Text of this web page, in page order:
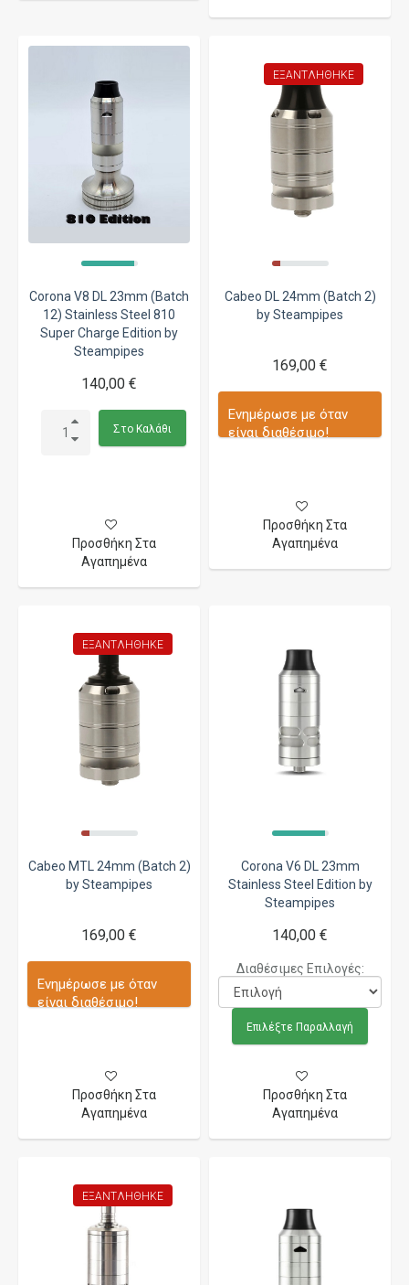
Corona V8 DL 23mm (Batch
12) Stainless Steel 810
Super Charge Edition by
Steampipes
140,00 €
Στο Καλάθι
Προσθήκη Στα
Αγαπημένα
ΕΞΑΝΤΛΉΘΗΚΕ
Cabeo DL 24mm (Batch 2)
by Steampipes
169,00 €
Ενημέρωσε με όταν
είναι διαθέσιμο!
Προσθήκη Στα
Αγαπημένα
ΕΞΑΝΤΛΉΘΗΚΕ
Cabeo MTL 24mm (Batch 2)
by Steampipes
169,00 €
Ενημέρωσε με όταν
είναι διαθέσιμο!
Προσθήκη Στα
Αγαπημένα
Corona V6 DL 23mm
Stainless Steel Edition by
Steampipes
140,00 €
Διαθέσιμες Επιλογές:
Επιλέξτε Παραλλαγή
Προσθήκη Στα
Αγαπημένα
ΕΞΑΝΤΛΉΘΗΚΕ